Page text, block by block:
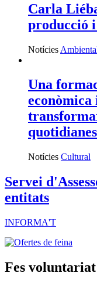
Carla
producció
Notícies
Una
quotidianes
Notícies Cultural
Servei
entitats
INFORMA'T
Fes voluntariat